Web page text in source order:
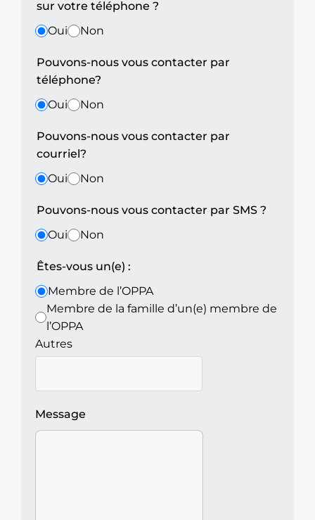
sur votre téléphone ?
Oui
Non
Pouvons-nous vous contacter par
téléphone?
Oui
Non
Pouvons-nous vous contacter par
courriel?
Oui
Non
Pouvons-nous vous contacter par SMS ?
Oui
Non
Êtes-vous un(e) :
Membre de l’OPPA
Membre de la famille d’un(e) membre de
l’OPPA
Autres
Message